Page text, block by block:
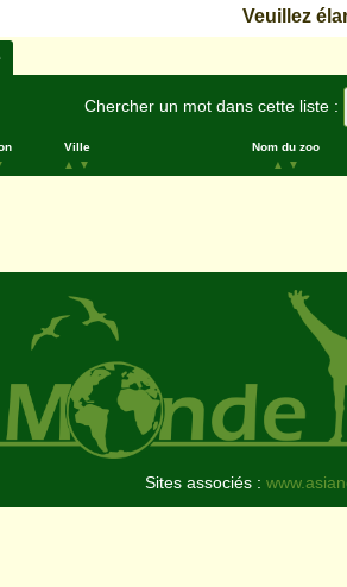
Veuillez
Chercher un mot dans cette liste :
Ville
▲
▼
Nom du zoo
▲
▼
Sites associés :